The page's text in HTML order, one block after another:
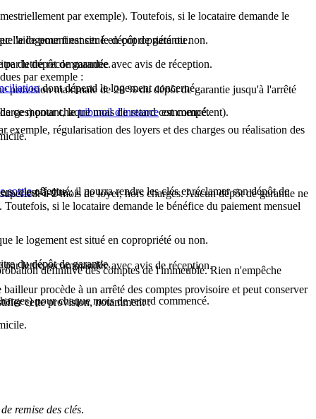
par exemple). Toutefois, si le locataire demande le
l'aide pour financer le dépôt de garantie.
du dépôt de garantie.
sortieeffectué, il pourra rendre les clés et réclamer son dépôt de
le logement est situé en copropriété ou non.
par exemple :
provision maximale de 20 % du dépôt de garantie jusqu'à l'arrêté
définitive des comptes de l'immeuble. Rien n'empêche
lettre recommandée avec avis de réception.
dont dépend le logement concerné.
ce montant, letribunal d'instanceest compétent).
pour chaque mois de retard commencé.
régularisation des loyers et des charges ou réalisation des
à 2 mois de loyer, hors charges. Aucun dépôt de garantie ne
si le locataire demande le bénéfice du paiement mensuel
c'est-à-dire :
du dépôt de garantie.
le logement est situé en copropriété ou non.
procède à un arrêté des comptes provisoire et peut conserver
cette provision, notamment :
lettre recommandée avec avis de réception.
remise des clés.
pour chaque mois de retard commencé.